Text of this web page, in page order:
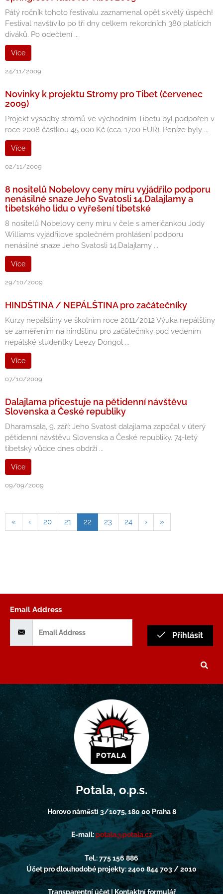
Pátý ročník tohoto festivalu zaznamenal opět skvělý úspěch!
Festival navštívilo po tři dny celkem rekordních 380 platících
diváků. Po odečtení ...
Více
24/11/2009
Novinky k projektu Stromy pro Tibet (červenec
2009)
Projekt výsadby stromů ve východním Tibetu byl podpořen v
roce 2008 částkou 45 000 Kč (cca. 1700 EUR). Peníze byly ...
Více
02/11/2009
8 nositelů Nobelovy ceny míru vyjádřilo podporu
nenásilné snaze Jeho Svatosli 14.Dalajlamy a
tibetského lidu o vyřešení tibetské
8 nositelů Nobelovy ceny míru v čele s američankou Jody
Williams vyjádřilove společném prohlášení podporu
nenásilné snaze Jeho Svatosli 14.Dalajlamy ...
Více
29/10/2009
HINDŠTINA / NEPÁLŠTINA pro začátečníky
Kurzy nepálštiny ve školním roce 2011/2012 Výuka nepálštiny
se zaměřením na hindštinu pro začátečníky pod vedením
nepálské studentky Leezy Dongol ...
Více
07/10/2009
Dalajlama přicestuje na pětidenní návštěvu
Slovenska a České republiky
Dharamsala, 9. září: Jeho Svatost dalajlama započal v úterý
pětidenní návštěvu Slovenska a České republiky. 74-letý
tibetský vůdce dnes obdrží ...
Více
09/09/2009
« ‹ 20 21 22 23 24 › »
Email Address
Přihlásit
Potala, o.p.s.
Horovo náměstí 3/1075, 180 00 Praha 8
E-mail:potala@potala.cz
Tel.: 775 156 886
Účet pro dlouhodobé projekty: 2400 844 703 / 2010
Transparentní účet | Kontaktní formulář